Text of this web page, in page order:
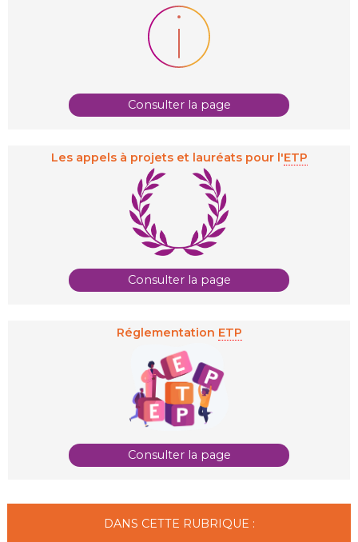
Consulter la page
Les appels à projets et lauréats pour l'ETP
Consulter la page
Réglementation ETP
Consulter la page
DANS CETTE RUBRIQUE :